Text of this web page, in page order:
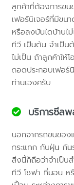
ลูกค้าที่ต้องการข
เฟอร์นิเจอร์ที่มีขน
หรือลงบันไดบ้านไ
ทีวี เป็นต้น จำเป็
ไม่เป็น ถ้าลูกค้าให้โ
ถอดประกอบเฟอร์
ท่านเองครับ
บริการซีล
นอกจากรถขนขอ
กระแทก กันฝุ่น กั
สิ่งนี้ก็ถือว่าจำเป็น
ทีวี โซฟา ที่นอน ห